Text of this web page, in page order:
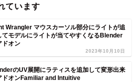
ています
Wrangler マウスカーソル部分にライトが追
てモデルにライトが当てやすくなるBlender
ドオン
2023年10月10日
のUV展開にラティスを追加して変形出来
ドオンFamiliar and Intuitive